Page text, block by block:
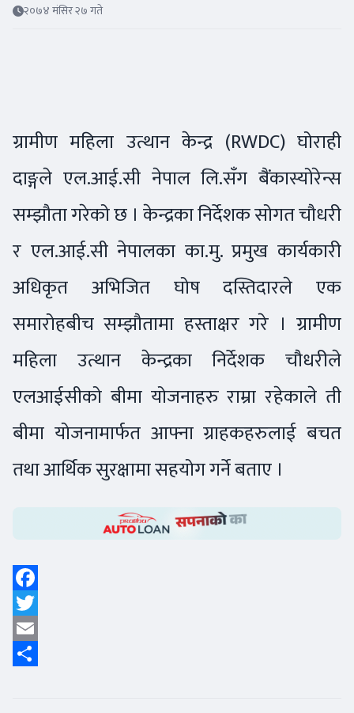
२०७४ मंसिर २७ गते
ग्रामीण महिला उत्थान केन्द्र (RWDC) घोराही
दाङ्गले एल.आई.सी नेपाल लि.सँग बैंकास्योरेन्स
सम्झौता गरेको छ । केन्द्रका निर्देशक सोगत चौधरी
र एल.आई.सी नेपालका का.मु. प्रमुख कार्यकारी
अधिकृत अभिजित घोष दस्तिदारले एक
समारोहबीच सम्झौतामा हस्ताक्षर गरे । ग्रामीण
महिला उत्थान केन्द्रका निर्देशक चौधरीले
एलआईसीको बीमा योजनाहरु राम्रा रहेकाले ती
बीमा योजनामार्फत आफ्ना ग्राहकहरुलाई बचत
तथा आर्थिक सुरक्षामा सहयोग गर्ने बताए ।
Facebook
Twitter
Email